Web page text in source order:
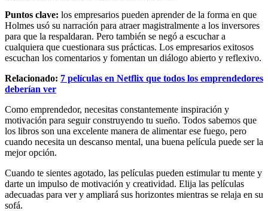
Puntos clave: los empresarios pueden aprender de la forma en que
Holmes usó su narración para atraer magistralmente a los inversores
para que la respaldaran. Pero también se negó a escuchar a
cualquiera que cuestionara sus prácticas. Los empresarios exitosos
escuchan los comentarios y fomentan un diálogo abierto y reflexivo.
Relacionado: 7 películas en Netflix que todos los emprendedores
deberían ver
Como emprendedor, necesitas constantemente inspiración y
motivación para seguir construyendo tu sueño. Todos sabemos que
los libros son una excelente manera de alimentar ese fuego, pero
cuando necesita un descanso mental, una buena película puede ser la
mejor opción.
Cuando te sientes agotado, las películas pueden estimular tu mente y
darte un impulso de motivación y creatividad. Elija las películas
adecuadas para ver y ampliará sus horizontes mientras se relaja en su
sofá.